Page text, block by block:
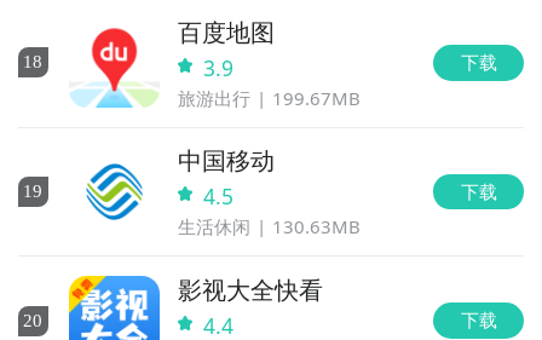
18
百度地图
3.9
旅游出行 199.67MB
下载
19
中国移动
4.5
生活休闲 130.63MB
下载
20
影视大全快看
4.4 下载